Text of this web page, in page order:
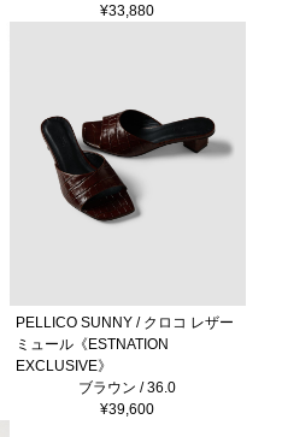
¥33,880
PELLICO SUNNY / クロコ レザー
ミュール《ESTNATION
EXCLUSIVE》
ブラウン / 36.0
¥39,600